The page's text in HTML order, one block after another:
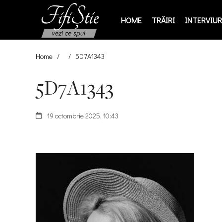
HOME TRĂIRI
Home / / 5D7A1343
5D7A1343
19 octombrie 2025, 10:43